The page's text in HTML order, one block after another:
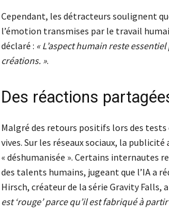
Cependant, les détracteurs soulignent
l’émotion transmises par le travail
déclaré : « L’aspect humain reste
créations. ».
Des réactions
Malgré des retours positifs lors des
vives. Sur les réseaux sociaux, la
« déshumanisée ». Certains internautes
des talents humains, jugeant que l’IA a
Hirsch, créateur de la série Gravity Falls,
est ‘rouge’ parce qu’il est fabriqué à